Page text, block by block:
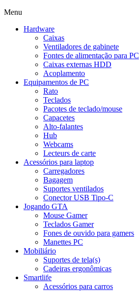
Menu
Hardware
Caixas
Ventiladores de gabinete
Fontes de alimentação para PC
Caixas externas HDD
Acoplamento
Equipamentos de PC
Rato
Teclados
Pacotes de teclado/mouse
Capacetes
Alto-falantes
Hub
Webcams
Lecteurs de carte
Acessórios para laptop
Carregadores
Bagagem
Suportes ventilados
Conector USB Tipo-C
Jogando GTA
Mouse Gamer
Teclados Gamer
Fones de ouvido para gamers
Manettes PC
Mobiliário
Suportes de tela(s)
Cadeiras ergonômicas
Smartlife
Acessórios para carros